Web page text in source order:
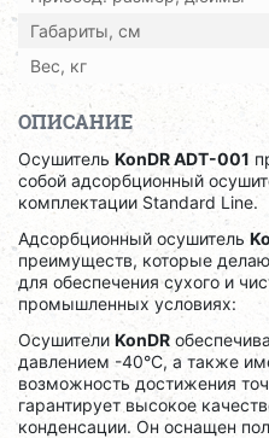
Габариты, см
Вес, кг
ОПИСАНИЕ
Осушитель KonDR ADT-001
собой адсорбционный
комплектации Standard Line.
Адсорбционный осушитель
преимуществ, которые
для обеспечения сухого и
промышленных условиях:
Осушители KonDR
давлением -40°C, а также
возможность достижения
гарантирует высокое
конденсации. Он оснащен